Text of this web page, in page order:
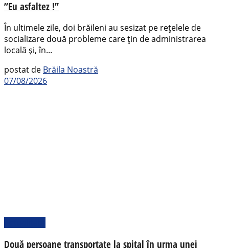
”Eu asfaltez !”
În ultimele zile, doi brăileni au sesizat pe rețelele de
socializare două probleme care țin de administrarea
locală și, în...
postat de Brăila Noastră
07/08/2026
Două persoane transportate la spital în urma unei